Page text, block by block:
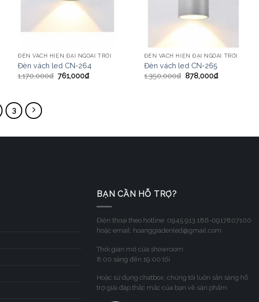
ĐÈN VÁCH HIỆN ĐẠI NGOÀI TRỜI
Đèn vách led CN-264
1,170,000₫ 761,000₫
ĐÈN VÁCH HIỆN ĐẠI NGOÀI TRỜI
Đèn vách led CN-265
1,350,000₫ 878,000₫
3
BẠN CẦN HỖ TRỢ?
Điện thoại theo hotline: 0945.913.186-0917807100
hoặc email: hoanggiadenled@gmail.com
Thời gian mở cửa showroom:
8:00 sáng đến 19:00 tối
Hoặc sử dụng chatbox, chúng tôi luôn sẳn sàng hỗ
trợ giải đáp thắc mắc của bạn về sản phẩm.